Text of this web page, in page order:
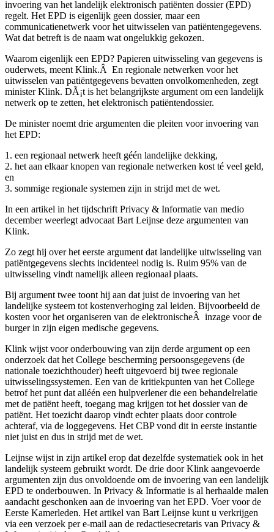
invoering van het landelijk elektronisch patiënten dossier (EPD)
regelt. Het EPD is eigenlijk geen dossier, maar een
communicatienetwerk voor het uitwisselen van patiëntengegevens.
Wat dat betreft is de naam wat ongelukkig gekozen.
Waarom eigenlijk een EPD? Papieren uitwisseling van gegevens is
ouderwets, meent Klink.Â En regionale netwerken voor het
uitwisselen van patiëntgegevens bevatten onvolkomenheden, zegt
minister Klink. DÃ¡t is het belangrijkste argument om een landelijk
netwerk op te zetten, het elektronisch patiëntendossier.
De minister noemt drie argumenten die pleiten voor invoering van
het EPD:
1. een regionaal netwerk heeft géén landelijke dekking,
2. het aan elkaar knopen van regionale netwerken kost té veel geld,
en
3. sommige regionale systemen zijn in strijd met de wet.
In een artikel in het tijdschrift Privacy & Informatie van medio
december weerlegt advocaat Bart Leijnse deze argumenten van
Klink.
Zo zegt hij over het eerste argument dat landelijke uitwisseling van
patiëntgegevens slechts incidenteel nodig is. Ruim 95% van de
uitwisseling vindt namelijk alleen regionaal plaats.
Bij argument twee toont hij aan dat juist de invoering van het
landelijke systeem tot kostenverhoging zal leiden. Bijvoorbeeld de
kosten voor het organiseren van de elektronischeÂ inzage voor de
burger in zijn eigen medische gegevens.
Klink wijst voor onderbouwing van zijn derde argument op een
onderzoek dat het College bescherming persoonsgegevens (de
nationale toezichthouder) heeft uitgevoerd bij twee regionale
uitwisselingssystemen. Een van de kritiekpunten van het College
betrof het punt dat alléén een hulpverlener die een behandelrelatie
met de patiënt heeft, toegang mag krijgen tot het dossier van de
patiënt. Het toezicht daarop vindt echter plaats door controle
achteraf, via de loggegevens. Het CBP vond dit in eerste instantie
niet juist en dus in strijd met de wet.
Leijnse wijst in zijn artikel erop dat dezelfde systematiek ook in het
landelijk systeem gebruikt wordt. De drie door Klink aangevoerde
argumenten zijn dus onvoldoende om de invoering van een landelijk
EPD te onderbouwen. In Privacy & Informatie is al herhaalde malen
aandacht geschonken aan de invoering van het EPD. Voer voor de
Eerste Kamerleden. Het artikel van Bart Leijnse kunt u verkrijgen
via een verzoek per e-mail aan de redactiesecretaris van Privacy &